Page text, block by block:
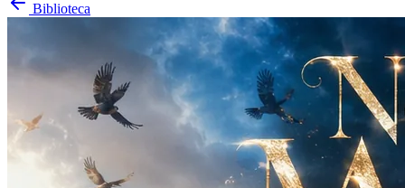
Biblioteca